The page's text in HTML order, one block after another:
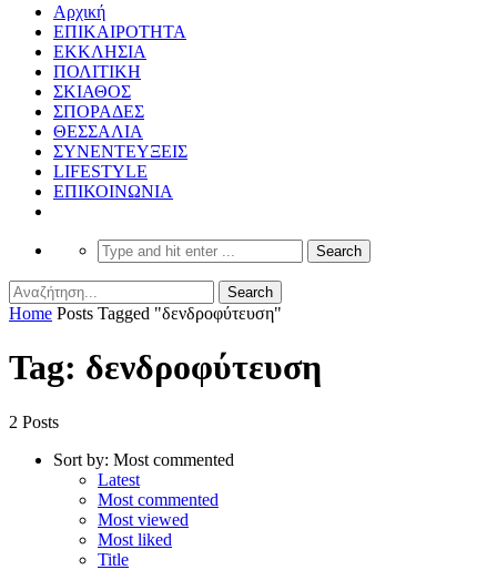
Αρχική
ΕΠΙΚΑΙΡΟΤΗΤΑ
ΕΚΚΛΗΣΙΑ
ΠΟΛΙΤΙΚΗ
ΣΚΙΑΘΟΣ
ΣΠΟΡΑΔΕΣ
ΘΕΣΣΑΛΙΑ
ΣΥΝΕΝΤΕΥΞΕΙΣ
LIFESTYLE
ΕΠΙΚΟΙΝΩΝΙΑ
Home Posts Tagged "δενδροφύτευση"
Tag: δενδροφύτευση
2 Posts
Sort by: Most commented
Latest
Most commented
Most viewed
Most liked
Title